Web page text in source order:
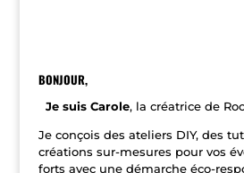
n
v
e
:
BONJOUR,
Je suis Carole, la créatrice de
Je conçois des ateliers DIY, des
créations sur-mesures pour vos
forts avec une démarche éco-